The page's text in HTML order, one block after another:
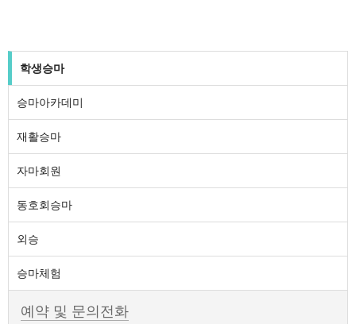
학생승마
승마아카데미
재활승마
자마회원
동호회승마
외승
승마체험
예약 및 문의전화